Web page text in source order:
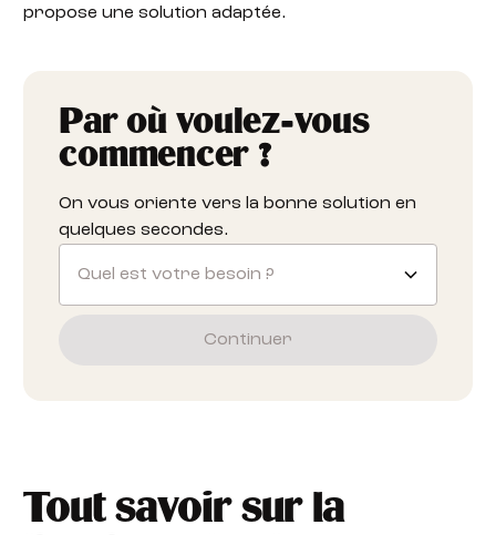
propose une solution adaptée.
Par où voulez-vous
commencer ?
On vous oriente vers la bonne solution en
quelques secondes.
Quel est votre besoin ?
Continuer
Tout savoir sur la